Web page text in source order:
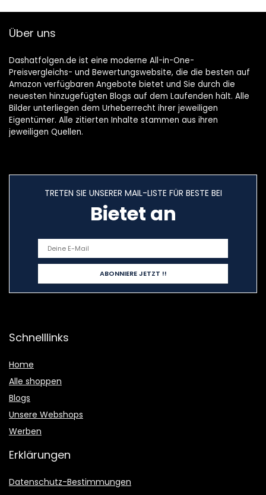
Über uns
Dashatfolgen.de ist eine moderne All-in-One-
Preisvergleichs- und Bewertungswebsite, die die besten auf
Amazon verfügbaren Angebote bietet und Sie durch die
neuesten hinzugefügten Blogs auf dem Laufenden hält. Alle
Bilder unterliegen dem Urheberrecht ihrer jeweiligen
Eigentümer. Alle zitierten Inhalte stammen aus ihren
jeweiligen Quellen.
TRETEN SIE UNSERER MAIL-LISTE FÜR BESTE BEI
Bietet an
Schnelllinks
Home
Alle shoppen
Blogs
Unsere Webshops
Werben
Erklärungen
Datenschutz-Bestimmungen